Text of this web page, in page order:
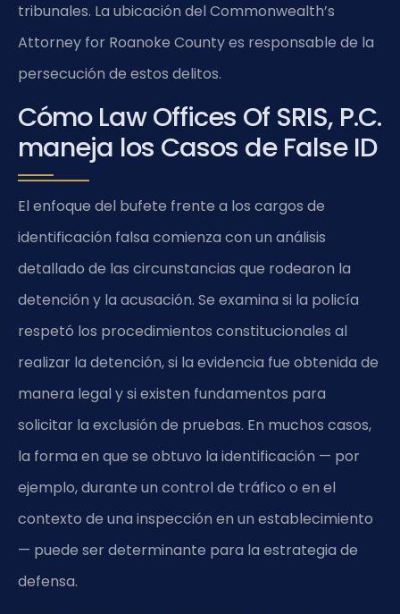
tribunales. La ubicación del Commonwealth’s
Attorney for Roanoke County es responsable de la
persecución de estos delitos.
Cómo Law Offices Of SRIS, P.C.
maneja los Casos de False ID
El enfoque del bufete frente a los cargos de
identificación falsa comienza con un análisis
detallado de las circunstancias que rodearon la
detención y la acusación. Se examina si la policía
respetó los procedimientos constitucionales al
realizar la detención, si la evidencia fue obtenida de
manera legal y si existen fundamentos para
solicitar la exclusión de pruebas. En muchos casos,
la forma en que se obtuvo la identificación — por
ejemplo, durante un control de tráfico o en el
contexto de una inspección en un establecimiento
— puede ser determinante para la estrategia de
defensa.